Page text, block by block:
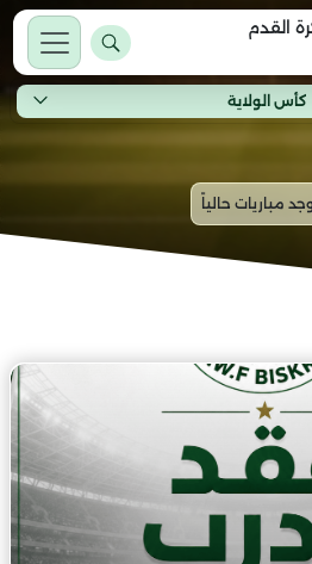
القدم
كأس الولاية